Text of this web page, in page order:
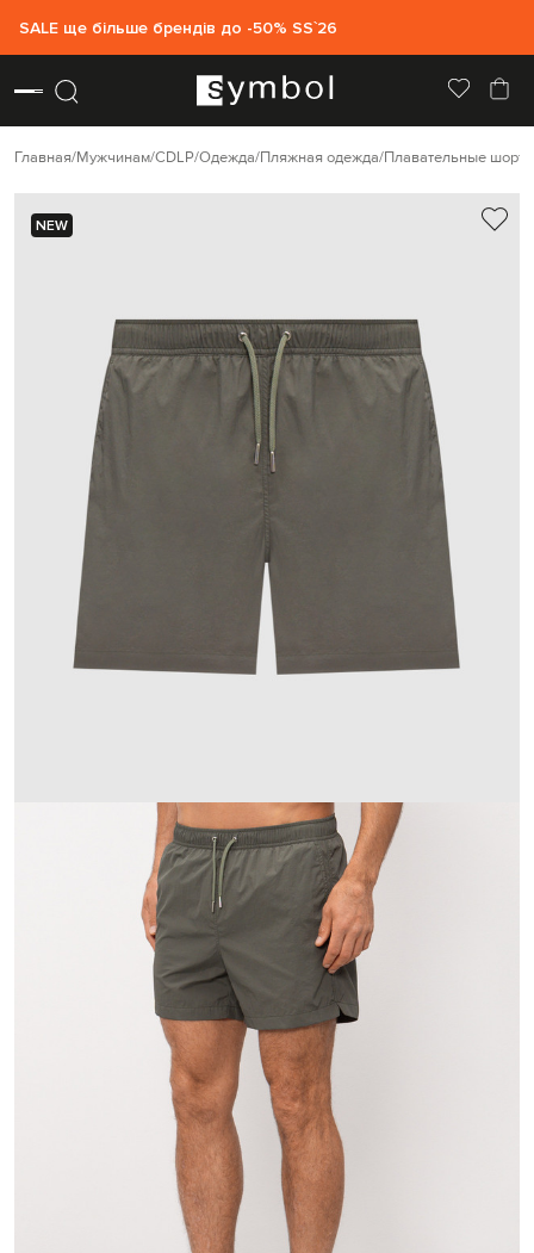
SALE ще більше брендів до -50% SS`26
Главная Мужчинам CDLP Одежда Пляжная одежда Плавательные шорты
NEW